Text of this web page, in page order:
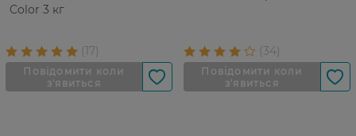
Color 3 кг